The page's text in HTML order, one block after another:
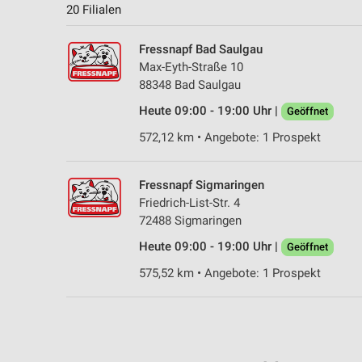
20 Filialen
Fressnapf Bad Saulgau
Max-Eyth-Straße 10
88348 Bad Saulgau
Heute 09:00 - 19:00 Uhr |
Geöffnet
572,12 km • Angebote: 1 Prospekt
Fressnapf Sigmaringen
Friedrich-List-Str. 4
72488 Sigmaringen
Heute 09:00 - 19:00 Uhr |
Geöffnet
575,52 km • Angebote: 1 Prospekt